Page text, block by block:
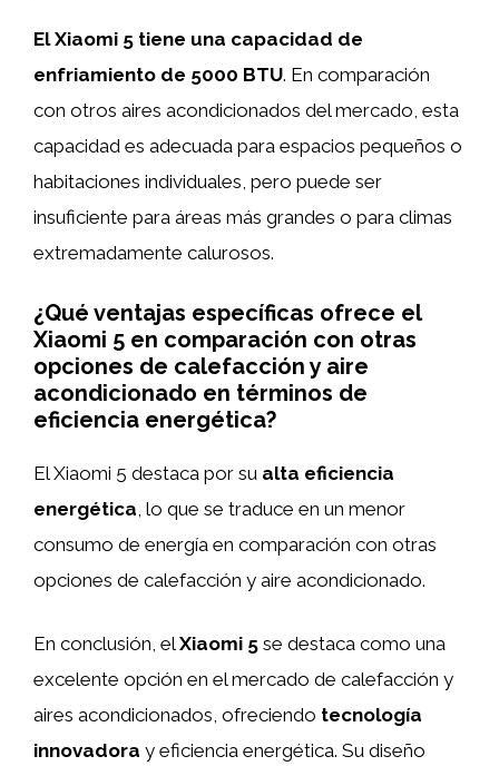
El Xiaomi 5 tiene una capacidad de
enfriamiento de 5000 BTU. En comparación
con otros aires acondicionados del mercado, esta
capacidad es adecuada para espacios pequeños o
habitaciones individuales, pero puede ser
insuficiente para áreas más grandes o para climas
extremadamente calurosos.
¿Qué ventajas específicas ofrece el
Xiaomi 5 en comparación con otras
opciones de calefacción y aire
acondicionado en términos de
eficiencia energética?
El Xiaomi 5 destaca por su alta eficiencia
energética , lo que se traduce en un menor
consumo de energía en comparación con otras
opciones de calefacción y aire acondicionado.
En conclusión, elXiaomi 5 se destaca como una
excelente opción en el mercado de calefacción y
aires acondicionados, ofreciendo tecnología
innovadora y eficiencia energética. Su diseño